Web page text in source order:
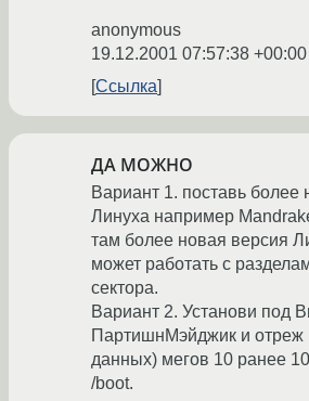
anonymous
19.12.2001 07:57:38 +00:00
Ссылка
ДА МОЖНО
Вариант 1. поставь
Линуха например
там более новая версия
может работать с
сектора.
Вариант 2. Установи под
ПартишнМэйджик и отреж
данных) мегов 10 ранее
/boot.